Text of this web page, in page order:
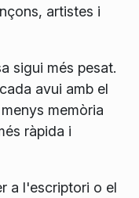
artistes i
sigui més pesat.
avui amb el
memòria
ràpida i
a l'escriptori o el